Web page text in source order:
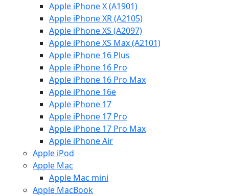
Apple iPhone X (A1901)
Apple iPhone XR (A2105)
Apple iPhone XS (A2097)
Apple iPhone XS Max (A2101)
Apple iPhone 16 Plus
Apple iPhone 16 Pro
Apple iPhone 16 Pro Max
Apple iPhone 16e
Apple iPhone 17
Apple iPhone 17 Pro
Apple iPhone 17 Pro Max
Apple iPhone Air
Apple iPod
Apple Mac
Apple Mac mini
Apple MacBook